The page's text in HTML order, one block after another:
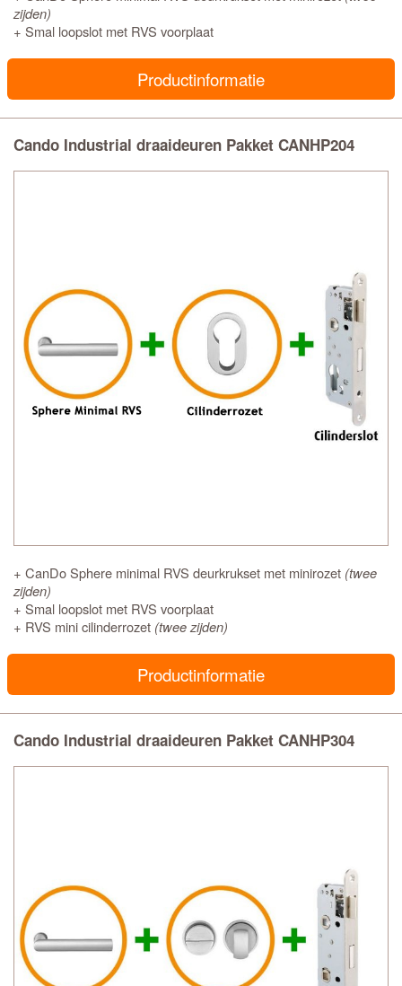
zijden)
+ Smal loopslot met RVS voorplaat
Productinformatie
Cando Industrial draaideuren Pakket CANHP204
+ CanDo Sphere minimal RVS deurkrukset met minirozet (twee
zijden)
+ Smal loopslot met RVS voorplaat
+ RVS mini cilinderrozet (twee zijden)
Productinformatie
Cando Industrial draaideuren Pakket CANHP304